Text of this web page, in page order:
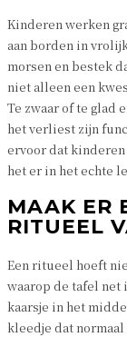
Kinderen werken
aan borden in
morsen en bestek
niet alleen een
Te zwaar of te glad
het verliest zijn
ervoor dat kinderen
het er in het echte
MAAK ER
RITUEEL
Een ritueel hoeft
waarop de tafel net
kaarsje in het
kleedje dat